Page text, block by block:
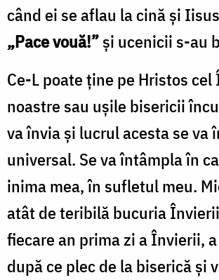
când ei se aflau la cină și
„Pace vouă!”și ucenicii s-au
Ce-L poate ține pe Hristos
noastre sau ușile bisericii
va învia și lucrul acesta se va
universal. Se va întâmpla în
inima mea, în sufletul meu.
atât de teribilă bucuria
fiecare an prima zi a Învierii,
după ce plec de la biserică și